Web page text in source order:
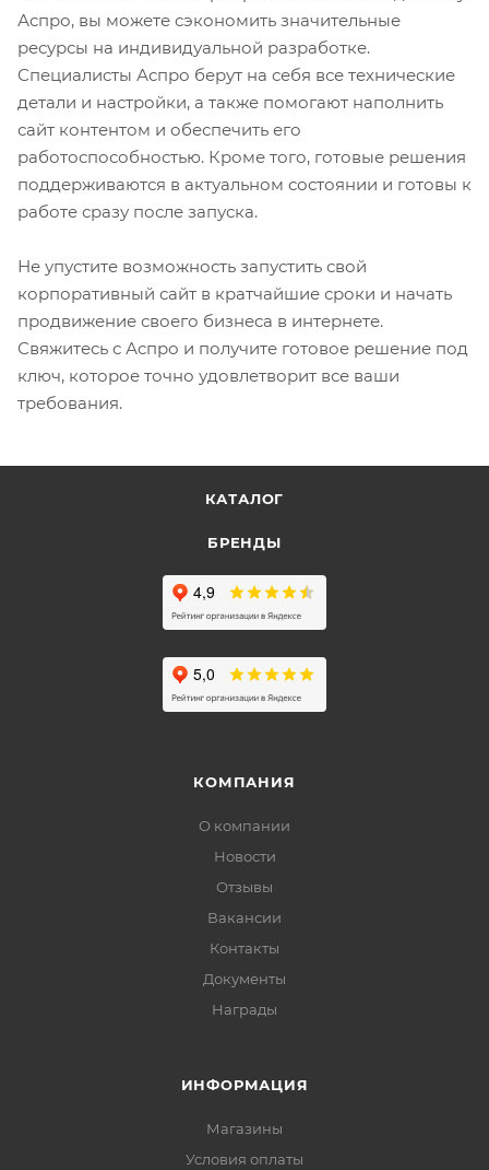
Аспро, вы можете сэкономить значительные
ресурсы на индивидуальной разработке.
Специалисты Аспро берут на себя все технические
детали и настройки, а также помогают наполнить
сайт контентом и обеспечить его
работоспособностью. Кроме того, готовые решения
поддерживаются в актуальном состоянии и готовы к
работе сразу после запуска.
Не упустите возможность запустить свой
корпоративный сайт в кратчайшие сроки и начать
продвижение своего бизнеса в интернете.
Свяжитесь с Аспро и получите готовое решение под
ключ, которое точно удовлетворит все ваши
требования.
КАТАЛОГ
БРЕНДЫ
КОМПАНИЯ
О компании
Новости
Отзывы
Вакансии
Контакты
Документы
Награды
ИНФОРМАЦИЯ
Магазины
Условия оплаты